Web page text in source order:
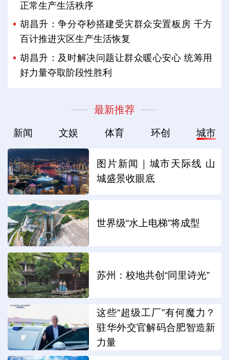
正常生产生活秩序
胡昌升：争分夺秒搭建受灾群众安置板房 千方
百计推进灾区生产生活恢复
胡昌升：及时解决问题让群众暖心安心 统筹用
好力量夺取阶段性胜利
最新推荐
新闻 文娱 体育 环创 城市
图片新闻｜城市天际线 山
城盛景收眼底
世界级“水上电梯”将成型
苏州：校地共创“同里诗光”
这些“超级工厂”有何魔力？
驻华外交官解码合肥智造新
力量